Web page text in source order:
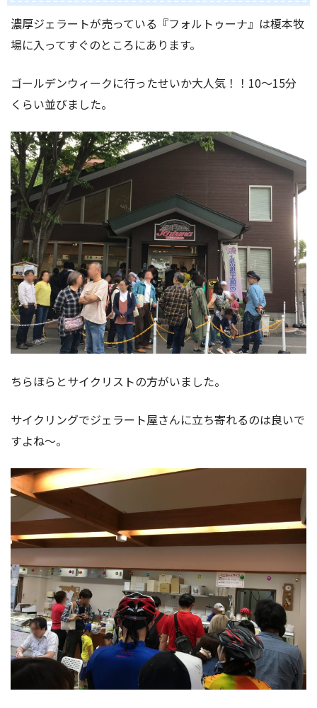
濃厚ジェラートが売っている『フォルトゥーナ』は榎本牧
場に入ってすぐのところにあります。
ゴールデンウィークに行ったせいか大人気！！10〜15分
くらい並びました。
ちらほらとサイクリストの方がいました。
サイクリングでジェラート屋さんに立ち寄れるのは良いで
すよね〜。